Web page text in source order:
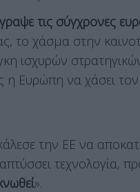
τις σύγχρονες
το χάσμα στην
ισχυρών
η Ευρώπη να χάσει
την ΕΕ να
τεχνολογία,
».